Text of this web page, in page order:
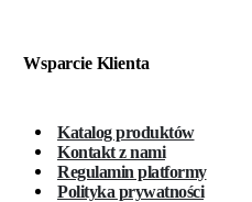
Wsparcie Klienta
Katalog produktów
Kontakt z nami
Regulamin platformy
Polityka prywatności